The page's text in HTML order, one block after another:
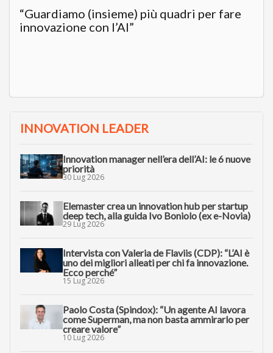
“Guardiamo (insieme) più quadri per fare
innovazione con l’AI”
INNOVATION LEADER
Innovation manager nell’era dell’AI: le 6 nuove
priorità
30 Lug 2026
Elemaster crea un innovation hub per startup
deep tech, alla guida Ivo Boniolo (ex e-Novia)
29 Lug 2026
Intervista con Valeria de Flaviis (CDP): “L’AI è
uno dei migliori alleati per chi fa innovazione.
Ecco perché”
15 Lug 2026
Paolo Costa (Spindox): “Un agente AI lavora
come Superman, ma non basta ammirarlo per
creare valore”
10 Lug 2026